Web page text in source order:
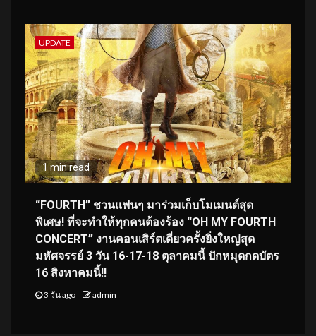
UPDATE
1 min read
“FOURTH” ชวนแฟนๆ มาร่วมเก็บโมเมนต์สุด
พิเศษ! ที่จะทำให้ทุกคนต้องร้อง “OH MY FOURTH
CONCERT” งานคอนเสิร์ตเดี่ยวครั้งยิ่งใหญ่สุด
มหัศจรรย์ 3 วัน 16-17-18 ตุลาคมนี้ ปักหมุดกดบัตร
16 สิงหาคมนี้!!
3 วัน ago admin